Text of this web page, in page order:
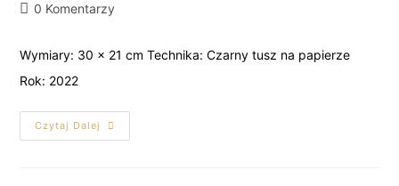
0 Komentarzy
Wymiary: 30 x 21 cm Technika: Czarny tusz na papierze
Rok: 2022
Czytaj Dalej